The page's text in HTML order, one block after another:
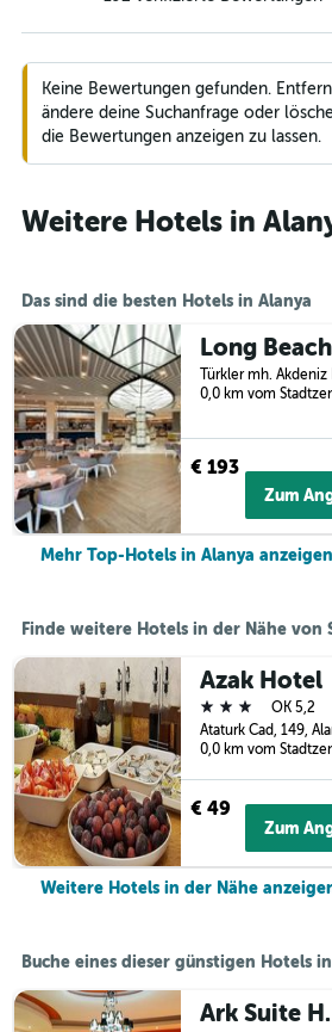
Keine Bewertungen gefunden.
ändere deine Suchanfrage oder
die Bewertungen anzeigen zu lassen.
Weitere Hotels in
Das sind die besten Hotels in Alanya
0,0 km vom
€ 193
Zum
Mehr Top-Hotels in Alanya anzeigen
Finde weitere Hotels in der Nähe von
Azak Hotel
3 Sterne
OK 5,2
0,0 km vom
€ 49
Zum
Weitere Hotels in der Nähe
Buche eines dieser günstigen Hotels